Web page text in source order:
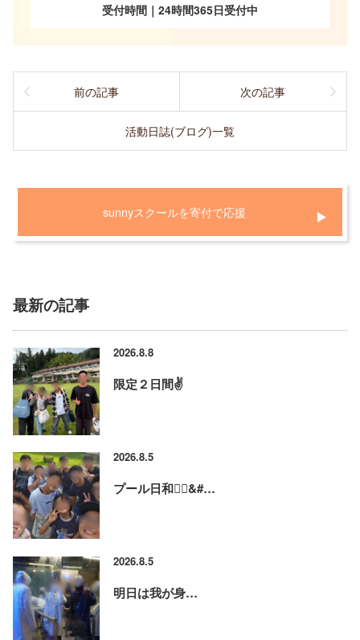
受付時間｜24時間365日受付中
前の記事
活動日誌(ブログ)一覧
次の記事
sunnyスクールを寄付で応援
最新の記事
2026.8.8
限定２日間✌️
2026.8.5
プール日和🏊‍♂&#…
2026.8.5
明日は我が身…